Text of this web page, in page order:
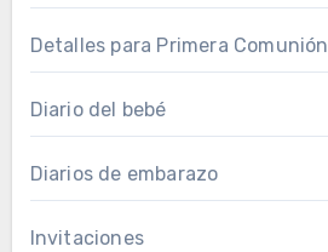
Detalles para Primera Comunión
Diario del bebé
Diarios de embarazo
Invitaciones